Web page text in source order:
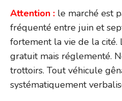
Attention : le marché est
fréquenté entre juin et
fortement la vie de la cité.
gratuit mais réglementé.
trottoirs. Tout véhicule
systématiquement